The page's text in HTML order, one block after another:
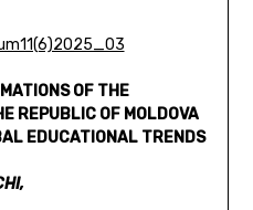
OF THE
REPUBLIC OF MOLDOVA
EDUCATIONAL TRENDS